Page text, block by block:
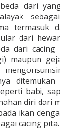
dari
termasuk
dari
dari
maupun
ditemukan
babi,
diri dari
ikan
cacing pita.